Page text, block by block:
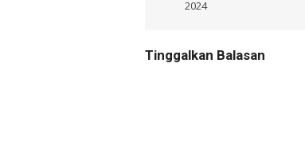
2024
Tinggalkan Balasan